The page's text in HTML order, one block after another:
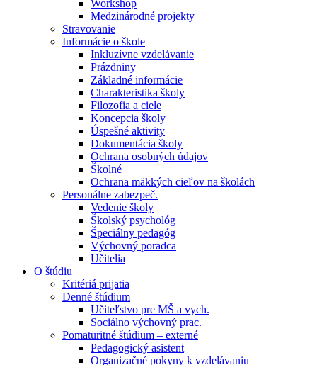
Workshop
Medzinárodné projekty
Stravovanie
Informácie o škole
Inkluzívne vzdelávanie
Prázdniny
Základné informácie
Charakteristika školy
Filozofia a ciele
Koncepcia školy
Úspešné aktivity
Dokumentácia školy
Ochrana osobných údajov
Školné
Ochrana mäkkých cieľov na školách
Personálne zabezpeč.
Vedenie školy
Školský psychológ
Špeciálny pedagóg
Výchovný poradca
Učitelia
O štúdiu
Kritériá prijatia
Denné štúdium
Učiteľstvo pre MŠ a vych.
Sociálno výchovný prac.
Pomaturitné štúdium – externé
Pedagogický asistent
Organizačné pokyny k vzdelávaniu